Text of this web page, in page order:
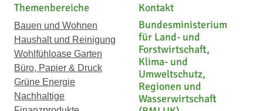
Themenbereiche
Bauen und Wohnen
Haushalt und Reinigung
Wohlfühloase Garten
Büro, Papier & Druck
Grüne Energie
Nachhaltige
Kontakt
Bundesministerium
für Land- und
Forstwirtschaft,
Klima- und
Umweltschutz,
Regionen und
Wasserwirtschaft